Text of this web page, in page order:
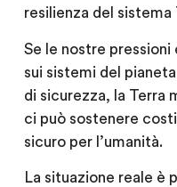
resilienza del sistema
Se le nostre
sui sistemi del
di sicurezza, la Terra
ci può sostenere
sicuro per l’umanità.
La situazione reale è